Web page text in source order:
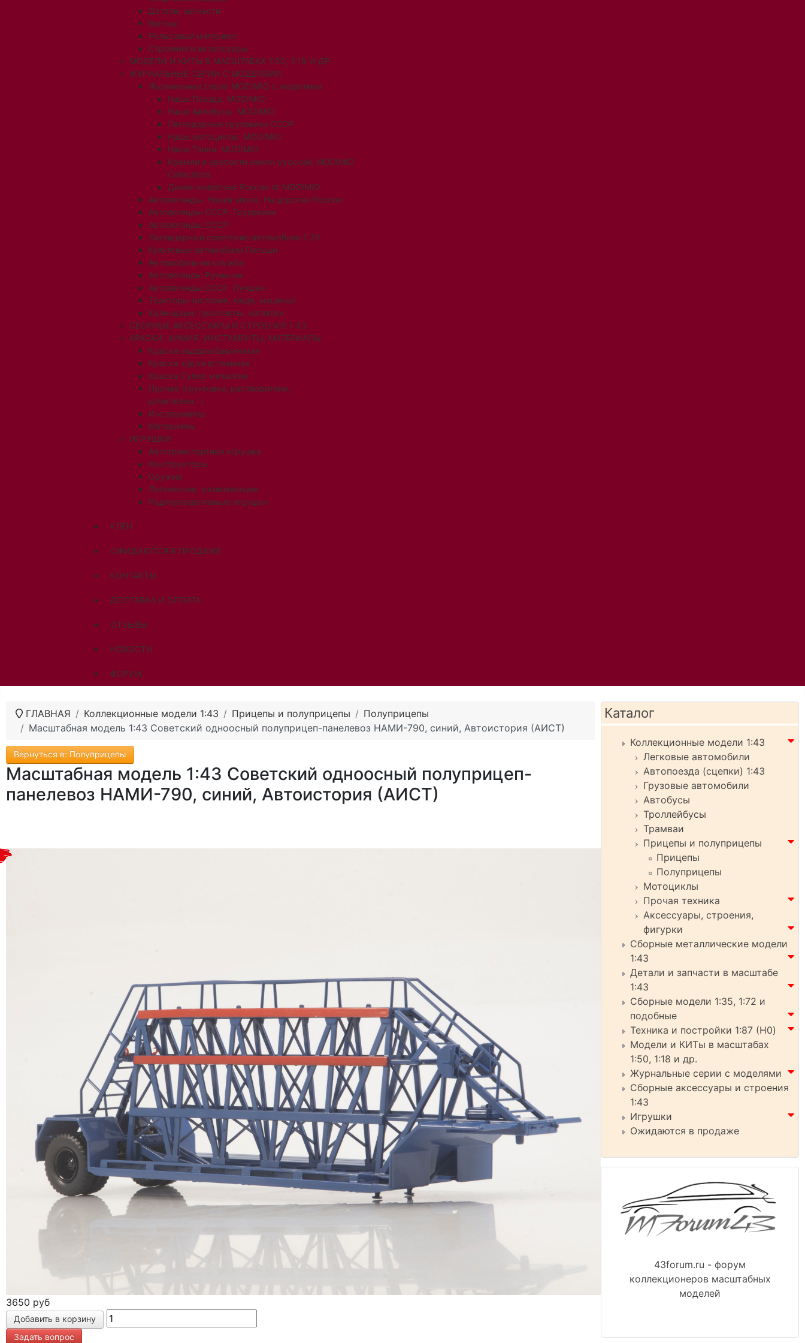
Детали, запчасти
Вагоны
Рельсовый материал
Строения и аксессуары
МОДЕЛИ И КИТЫ В МАСШТАБАХ 1:50, 1:18 И ДР.
ЖУРНАЛЬНЫЕ СЕРИИ С МОДЕЛЯМИ
Журнальные серии MODIMIO с моделями
Наши Поезда. MODIMIO
Наши Автобусы. MODIMIO
Легендарные грузовики СССР
Наши мотоциклы. MODIMIO
Наши Танки. MODIMIO
Кремли и крепости земли русской. MODIMIO
Collections
Дикие животные России от MODIMIO
Автолегенды. Новая эпоха. На дорогах России
Автолегенды СССР. Грузовики
Автолегенды СССР
Легендарные советские автомобили 1:24
Культовые автомобили Польши
Автомобиль на службе
Автолегенды Румынии
Автолегенды СССР. Лучшее
Тракторы (история, люди, машины)
Календари, проспекты, каталоги
СБОРНЫЕ АКСЕССУАРЫ И СТРОЕНИЯ 1:43
КРАСКИ, ХИМИЯ, ИНСТУМЕНТЫ, МАТЕРИАЛЫ
Краска водоразбавляемая
Краска художественная
Краска Супер металлик
Прочее (грунтовки, растворители,
шпаклевки...)
Инструменты
Материалы
ИГРУШКИ
Автотранспортная игрушка
Конструкторы
Оружие
Логические, развивающие
Радиоуправляемые игрушки
КЛЕН
ОЖИДАЮТСЯ В ПРОДАЖЕ
КОНТАКТЫ
ДОСТАВКА И ОПЛАТА
ОТЗЫВЫ
НОВОСТИ
ФОРУМ
ГЛАВНАЯ Коллекционные модели 1:43 Прицепы и полуприцепы
Полуприцепы
Масштабная модель 1:43 Советский одноосный полуприцеп-панелевоз НАМИ-790, синий, Автоистория (АИСТ)
Вернуться в: Полуприцепы
Масштабная модель 1:43 Советский одноосный полуприцеп-
панелевоз НАМИ-790, синий, Автоистория (АИСТ)
3650 руб
Задать вопрос
Каталог
Коллекционные модели 1:43
Легковые автомобили
Автопоезда (сцепки) 1:43
Грузовые автомобили
Автобусы
Троллейбусы
Трамваи
Прицепы и полуприцепы
Прицепы
Полуприцепы
Мотоциклы
Прочая техника
Аксессуары, строения,
фигурки
Сборные металлические модели
1:43
Детали и запчасти в масштабе
1:43
Сборные модели 1:35, 1:72 и
подобные
Техника и постройки 1:87 (H0)
Модели и КИТы в масштабах
1:50, 1:18 и др.
Журнальные серии с моделями
Сборные аксессуары и строения
1:43
Игрушки
Ожидаются в продаже
43forum.ru - форум
коллекционеров масштабных
моделей